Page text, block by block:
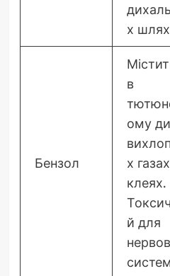
х
Бензол
в
ому
х
клеях.
й для